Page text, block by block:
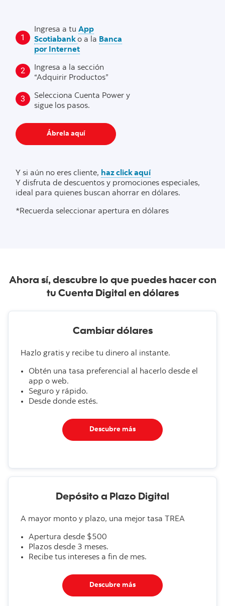
Ingresa a tu App
Scotiabanko a la Banca
por Internet
Ingresa a la sección
“Adquirir Productos”
Selecciona Cuenta Power y
sigue los pasos.
Ábrela aquí
Y si aún no eres cliente, haz click aquí
Y disfruta de descuentos y promociones especiales,
ideal para quienes buscan ahorrar en dólares.
*Recuerda seleccionar apertura en dólares
Ahora sí, descubre lo que puedes hacer con
tu Cuenta Digital en dólares
Cambiar dólares
Hazlo gratis y recibe tu dinero al instante.
Obtén una tasa preferencial al hacerlo desde el
app o web.
Seguro y rápido.
Desde donde estés.
Descubre más
Depósito a Plazo Digital
A mayor monto y plazo, una mejor tasa TREA
Apertura desde $500
Plazos desde 3 meses.
Recibe tus intereses a fin de mes.
Descubre más